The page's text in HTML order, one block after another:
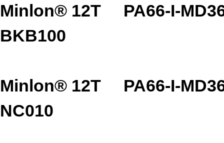
Minlon® 12T
BKB100
PA66-I-
Minlon® 12T
NC010
PA66-I-